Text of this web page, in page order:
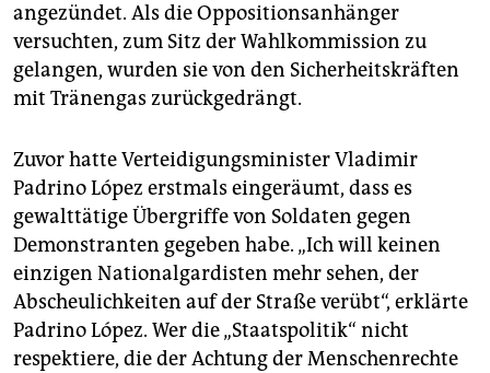
angezündet. Als die Oppositionsanhänger
versuchten, zum Sitz der Wahlkommission zu
gelangen, wurden sie von den Sicherheitskräften
mit Tränengas zurückgedrängt.
Zuvor hatte Verteidigungsminister Vladimir
Padrino López erstmals eingeräumt, dass es
gewalttätige Übergriffe von Soldaten gegen
Demonstranten gegeben habe. „Ich will keinen
einzigen Nationalgardisten mehr sehen, der
Abscheulichkeiten auf der Straße verübt“, erklärte
Padrino López. Wer die „Staatspolitik“ nicht
respektiere, die der Achtung der Menschenrechte